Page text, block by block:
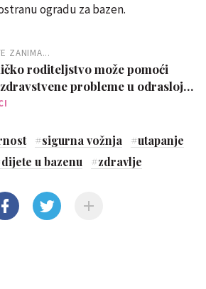
ogradu za bazen.
ZANIMA...
roditeljstvo može pomoći
probleme u odrasloj
#sigurna vožnja #utapanje
dijete u bazenu #zdravlje